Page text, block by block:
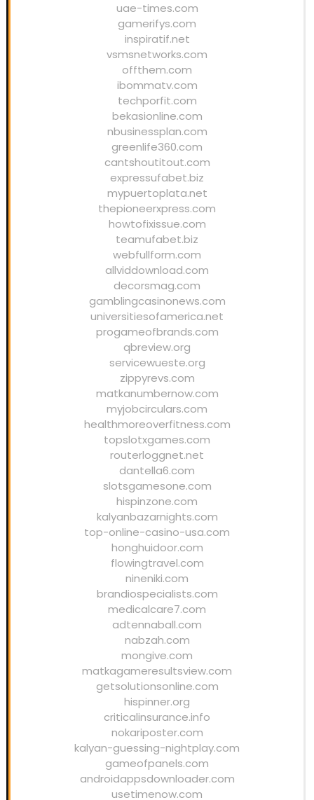
uae-times.com
gamerifys.com
inspiratif.net
vsmsnetworks.com
offthem.com
ibommatv.com
techporfit.com
bekasionline.com
nbusinessplan.com
greenlife360.com
cantshoutitout.com
expressufabet.biz
mypuertoplata.net
thepioneerxpress.com
howtofixissue.com
teamufabet.biz
webfullform.com
allviddownload.com
decorsmag.com
gamblingcasinonews.com
universitiesofamerica.net
progameofbrands.com
qbreview.org
servicewueste.org
zippyrevs.com
matkanumbernow.com
myjobcirculars.com
healthmoreoverfitness.com
topslotxgames.com
routerloggnet.net
dantella6.com
slotsgamesone.com
hispinzone.com
kalyanbazarnights.com
top-online-casino-usa.com
honghuidoor.com
flowingtravel.com
nineniki.com
brandiospecialists.com
medicalcare7.com
adtennaball.com
nabzah.com
mongive.com
matkagameresultsview.com
getsolutionsonline.com
hispinner.org
criticalinsurance.info
nokariposter.com
kalyan-guessing-nightplay.com
gameofpanels.com
androidappsdownloader.com
usetimenow.com